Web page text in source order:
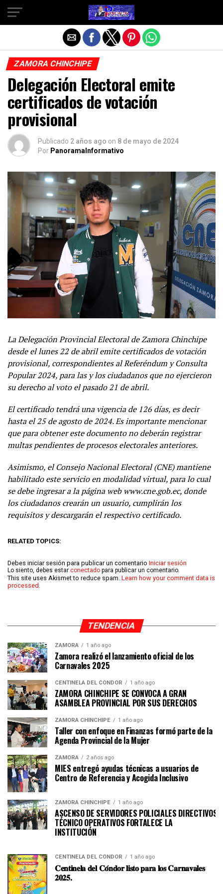
ZAMORA CHINCHIPE
Delegación Electoral emite
certificados de votación
provisional
Publicado 2 años ago on 8 de mayo de 2024
Por PanoramaInformativo
La Delegación Provincial Electoral de Zamora Chinchipe
desde el lunes 22 de abril emite certificados de votación
provisional, correspondientes al Referéndum y Consulta
Popular 2024, para las y los ciudadanos que no ejercieron
su derecho al voto el pasado 21 de abril.
El certificado tendrá una vigencia de 126 días, es decir
hasta el 25 de agosto de 2024. Es importante mencionar
que para obtener este documento no deberán registrar
multas pendientes de procesos electorales anteriores.
Asimismo, el Consejo Nacional Electoral (CNE) mantiene
habilitado este servicio en modalidad virtual, para lo cual
se debe ingresar a la página web www.cne.gob.ec, donde
los ciudadanos crearán un usuario, cumplirán los
requisitos y descargarán el respectivo certificado.
RELATED TOPICS:
Debes iniciar sesión para publicar un comentario Iniciar sesión
Lo siento, debes estar conectado para publicar un comentario.
This site uses Akismet to reduce spam. Learn how your comment data is
processed.
TENDENCIA
ZAMORA 1 año ago
Zamora realizó el lanzamiento oficial de los
Carnavales 2025
CENTINELA DEL CÓNDOR 1 año ago
ZAMORA CHINCHIPE SE CONVOCA A GRAN
ASAMBLEA PROVINCIAL POR SUS DERECHOS
ZAMORA CHINCHIPE 1 año ago
Taller con enfoque en Finanzas formó parte de la
Agenda Provincial de la Mujer
ZAMORA 2 años ago
MIES entregó ayudas técnicas a usuarios de
Centro de Referencia y Acogida Inclusivo
ZAMORA CHINCHIPE 1 año ago
ASCENSO DE SERVIDORES POLICIALES DIRECTIVOS Y
TÉCNICO OPERATIVOS FORTALECE LA
CENTINELA DEL CÓNDOR 1 año ago
𝐂𝐞𝐧𝐭𝐢𝐧𝐞𝐥𝐚 𝐝𝐞𝐥 𝐂𝐨́𝐧𝐝𝐨𝐫 𝐥𝐢𝐬𝐭𝐨 𝐩𝐚𝐫𝐚 𝐥𝐨𝐬 𝐂𝐚𝐫𝐧𝐚𝐯𝐚𝐥𝐞𝐬
𝟐𝟎𝟐𝟓.
Salir de la versión móvil